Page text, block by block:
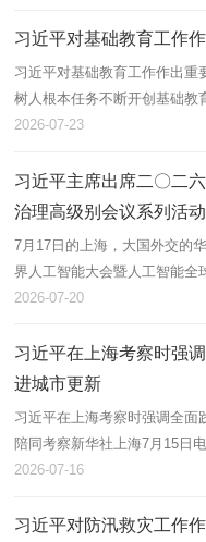
习近平对基础教育工作
习近平对基础教育工作作出重
树人根本任务不断开创基础教
育工作会议并讲话新华社北京
2026-07-23
习近平主席出席二〇二
治理高级别会议系列活
7月17日的上海，大国外交的
界人工智能大会暨人工智能全
厅拉开帷幕。人们感叹于这个
2026-07-20
习近平在上海考察时强
进城市更新
习近平在上海考察时强调全面
陪同考察新华社上海7月15日
席习近平15日在上海考察时强
2026-07-16
习近平对防汛救灾工作